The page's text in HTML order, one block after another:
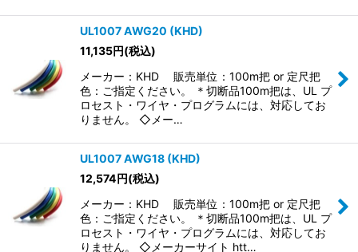
UL1007 AWG20 (KHD)
11,135円(税込)
メーカー：KHD 販売単位：100m把 or 定尺把
色：ご指定ください。 ＊切断品100m把は、UL プ
ロセスト・ワイヤ・プログラムには、対応してお
りません。 ◇メー…
UL1007 AWG18 (KHD)
12,574円(税込)
メーカー：KHD 販売単位：100m把 or 定尺把
色：ご指定ください。 ＊切断品100m把は、UL プ
ロセスト・ワイヤ・プログラムには、対応してお
りません。 ◇メーカーサイト htt…